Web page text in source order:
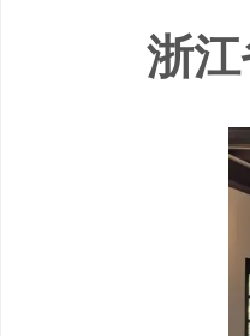
浙江